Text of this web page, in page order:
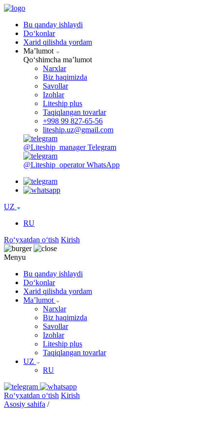
Bu qanday ishlaydi
Doʻkonlar
Xarid qilishda yordam
Maʼlumot
Qoʻshimcha maʼlumot
Narxlar
Biz haqimizda
Savollar
Izohlar
Liteship plus
Taqiqlangan tovarlar
+998 99 827-65-56
liteship.uz@gmail.com
@Liteship_manager Telegram
@Liteship_operator WhatsApp
UZ
RU
Roʻyxatdan oʻtish Kirish
Menyu
Bu qanday ishlaydi
Doʻkonlar
Xarid qilishda yordam
Maʼlumot
Narxlar
Biz haqimizda
Savollar
Izohlar
Liteship plus
Taqiqlangan tovarlar
UZ
RU
Roʻyxatdan oʻtish Kirish
Asosiy sahifa /